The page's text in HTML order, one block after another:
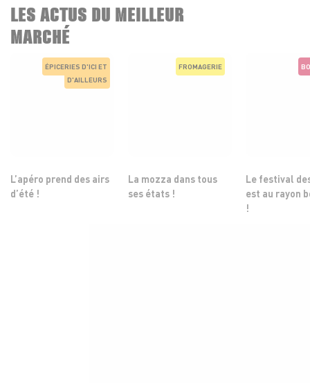
LES ACTUS DU MEILLEUR
MARCHÉ
ÉPICERIES D'ICI ET
D'AILLEURS
L’apéro prend des airs
d’été !
FROMAGERIE
La mozza dans tous
ses états !
Le festival
est au rayon
!